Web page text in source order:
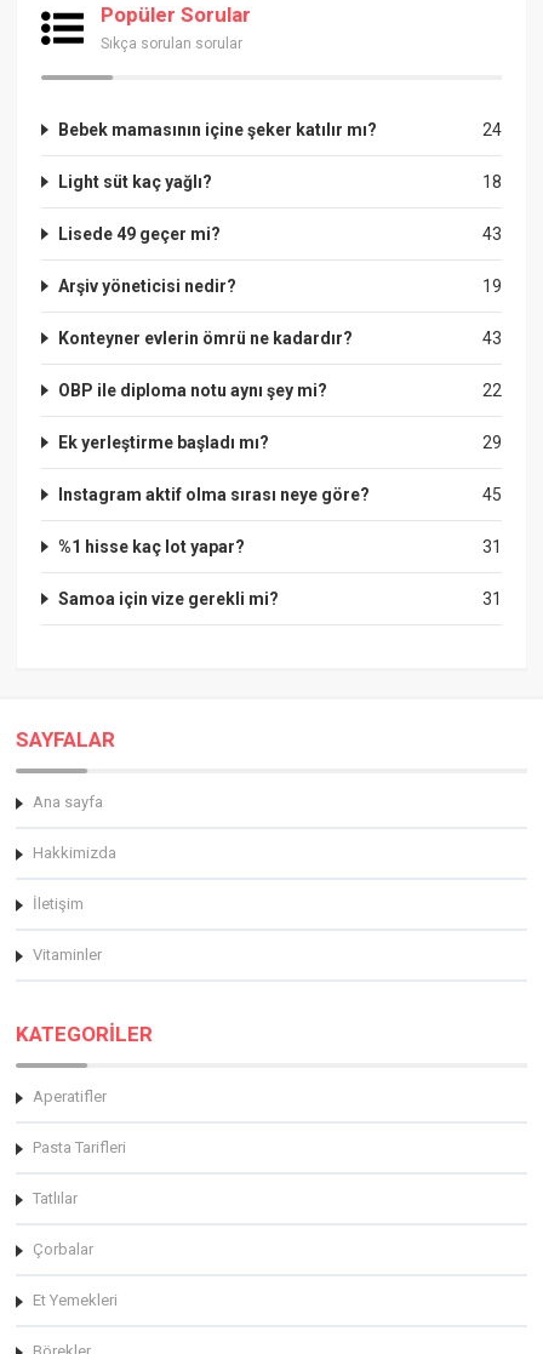
Popüler Sorular
Sıkça sorulan sorular
24
Bebek mamasının içine şeker katılır mı?
18
Light süt kaç yağlı?
43
Lisede 49 geçer mi?
19
Arşiv yöneticisi nedir?
43
Konteyner evlerin ömrü ne kadardır?
22
OBP ile diploma notu aynı şey mi?
29
Ek yerleştirme başladı mı?
45
Instagram aktif olma sırası neye göre?
31
%1 hisse kaç lot yapar?
31
Samoa için vize gerekli mi?
SAYFALAR
Ana sayfa
Hakkimizda
İletişim
Vitaminler
KATEGORİLER
Aperatifler
Pasta Tarifleri
Tatlılar
Çorbalar
Et Yemekleri